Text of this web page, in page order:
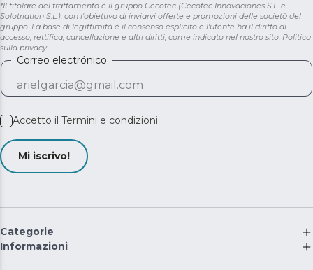
*Il titolare del trattamento è il gruppo Cecotec (Cecotec Innovaciones S.L. e
Solotriatlon S.L.), con l'obiettivo di inviarvi offerte e promozioni delle società del
gruppo. La base di legittimità è il consenso esplicito e l'utente ha il diritto di
accesso, rettifica, cancellazione e altri diritti, come indicato nel nostro sito. Politica
sulla privacy
Correo electrónico
Accetto il Termini e condizioni
Mi iscrivo!
Categorie
Informazioni